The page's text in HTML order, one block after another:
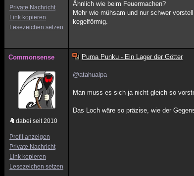
Private Nachricht
Link kopieren
Lesezeichen setzen
Ähnlich wie beim Feuermachen?
Mehr wie mühsam und nur schwer
kegelförmig.
Commonsense
dabei seit 2010
Profil anzeigen
Private Nachricht
Link kopieren
Lesezeichen setzen
Puma Punku - Ein Lager der Götter
@atahualpa
Man muss es sich ja nicht gleich so
Das Loch wäre so präzise, wie der